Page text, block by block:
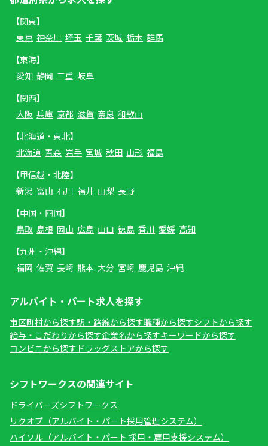
【関東】
東京 神奈川 埼玉 千葉 茨城 栃木 群馬
【東海】
愛知 静岡 三重 岐阜
【関西】
大阪 兵庫 京都 滋賀 奈良 和歌山
【北海道・東北】
北海道 青森 岩手 宮城 秋田 山形 福島
【甲信越・北陸】
新潟 富山 石川 福井 山梨 長野
【中国・四国】
鳥取 島根 岡山 広島 山口 徳島 香川 愛媛 高知
【九州・沖縄】
福岡 佐賀 長崎 熊本 大分 宮崎 鹿児島 沖縄
アルバイト・パート求人を探す
市区町村から探す駅・路線から探す職種から探すシフトから探す
給与・こだわりから探す企業名から探すキーワードから探す
コンビニから探す ドラッグストアから探す
シフトワークスの関連サイト
ドライバーズシフトワークス
リクオプ（アルバイト・パート採用管理システム）
ハイソル（アルバイト・パート 採用・雇用支援システム）